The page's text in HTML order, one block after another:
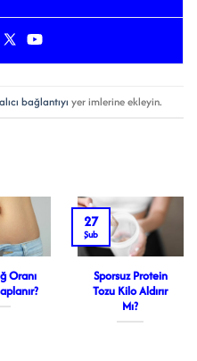
bağlantıyı yer imlerine ekleyin.
Oranı
Sporsuz Protein
Tozu Kilo Aldırır
Mı?
27
Şub